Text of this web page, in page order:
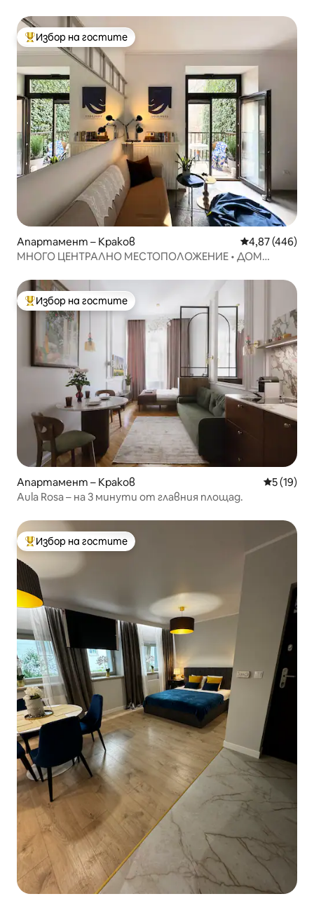
Най-популярен избор на гостите
Избор на гостите
Апартамент – Краков Средна
4,87 (446)
МНОГО ЦЕНТРАЛНО МЕСТОПОЛОЖЕНИЕ • ДОМ
Най-популярен избор на гостите
Избор на гостите
Апартамент – Краков Средна
5 (19)
Aula Rosa – на 3 минути от главния площад.
Най-популярен избор на гостите
Избор на гостите